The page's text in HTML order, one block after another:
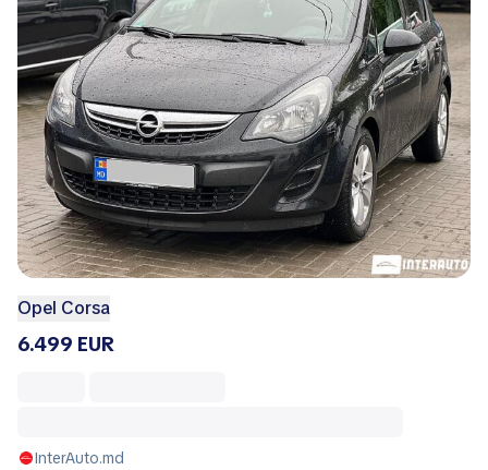
Opel Corsa
6.499 EUR
InterAuto.md